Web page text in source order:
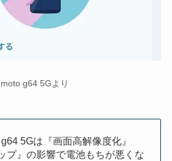
moto g64 5Gより
5Gは『画面高解像度化』
プ』の影響で電池もちが悪くな